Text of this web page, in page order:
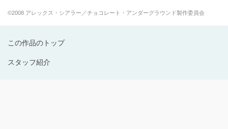
この作品のトップ
スタッフ紹介
©2008 アレックス・シアラー／チョコレート・アンダーグラウンド製作委員会